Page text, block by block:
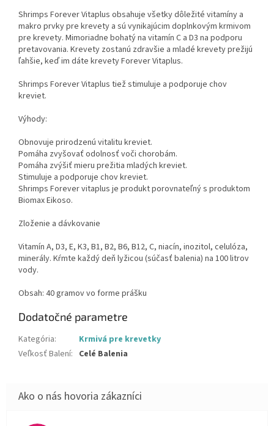
Shrimps Forever Vitaplus obsahuje všetky dôležité vitamíny a
makro prvky pre krevety a sú vynikajúcim doplnkovým krmivom
pre krevety. Mimoriadne bohatý na vitamín C a D3 na podporu
pretavovania. Krevety zostanú zdravšie a mladé krevety prežijú
ľahšie, keď im dáte krevety Forever Vitaplus.
Shrimps Forever Vitaplus tiež stimuluje a podporuje chov
kreviet.
Výhody:
Obnovuje prirodzenú vitalitu kreviet.
Pomáha zvyšovať odolnosť voči chorobám.
Pomáha zvýšiť mieru prežitia mladých kreviet.
Stimuluje a podporuje chov kreviet.
Shrimps Forever vitaplus je produkt porovnateľný s produktom
Biomax Eikoso.
Zloženie a dávkovanie
Vitamín A, D3, E, K3, B1, B2, B6, B12, C, niacín, inozitol, celulóza,
minerály. Kŕmte každý deň lyžicou (súčasť balenia) na 100 litrov
vody.
Obsah: 40 gramov vo forme prášku
Dodatočné parametre
Kategória:
Krmivá pre krevetky
Veľkosť Balení: Celé Balenia